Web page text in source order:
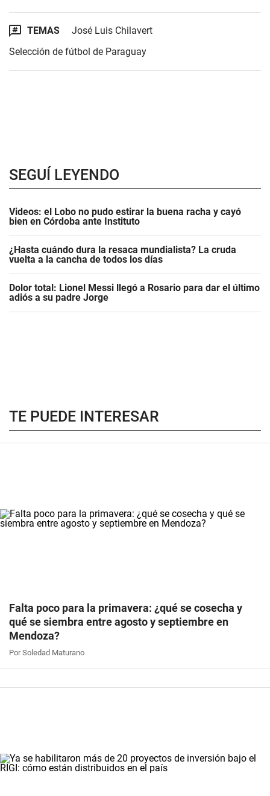
TEMAS
José Luis Chilavert
Selección de fútbol de Paraguay
SEGUÍ LEYENDO
Videos: el Lobo no pudo estirar la buena racha y cayó
bien en Córdoba ante Instituto
¿Hasta cuándo dura la resaca mundialista? La cruda
vuelta a la cancha de todos los días
Dolor total: Lionel Messi llegó a Rosario para dar el último
adiós a su padre Jorge
TE PUEDE INTERESAR
Falta poco para la primavera: ¿qué se cosecha y
qué se siembra entre agosto y septiembre en
Mendoza?
Por Soledad Maturano